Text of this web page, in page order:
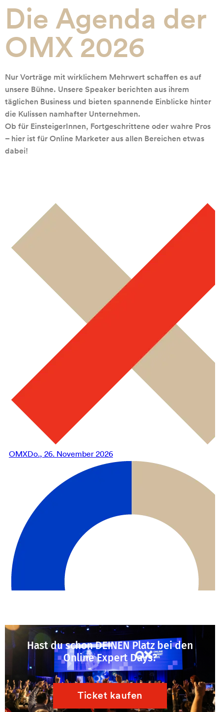
Die Agenda der
OMX 2026
Nur Vorträge mit wirklichem Mehrwert schaffen es auf
unsere Bühne. Unsere Speaker berichten aus ihrem
täglichen Business und bieten spannende Einblicke hinter
die Kulissen namhafter Unternehmen.
Ob für EinsteigerInnen, Fortgeschrittene oder wahre Pros
– hier ist für Online Marketer aus allen Bereichen etwas
dabei!
Hast du schon DEINEN Platz bei den
Online Expert Days?
Ticket kaufen